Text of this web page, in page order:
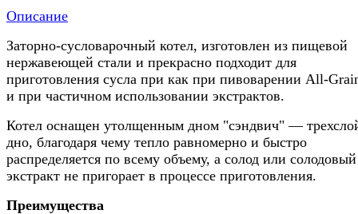
Описание
Заторно-сусловарочный котел, изготовлен из пищевой
нержавеющей стали и прекрасно подходит для
приготовления сусла при как при пивоварении All-
и при частичном использовании экстрактов.
Котел оснащен утолщенным дном "сэндвич" —
дно, благодаря чему тепло равномерно и быстро
распределяется по всему объему, а солод или солодовый
экстракт не пригорает в процессе приготовления.
Преимущества